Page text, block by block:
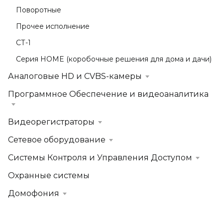
Поворотные
Прочее исполнение
СТ-1
Серия HOME (коробочные решения для дома и дачи)
Аналоговые HD и CVBS-камеры
Программное Обеспечение и видеоаналитика
Видеорегистраторы
Сетевое оборудование
Системы Контроля и Управления Доступом
Охранные системы
Домофония